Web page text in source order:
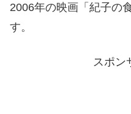
2006年の映画「紀子の
す。
スポン